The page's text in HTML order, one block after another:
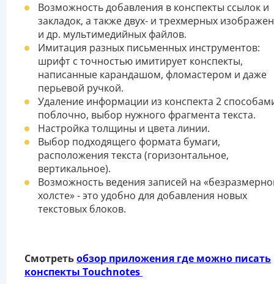
Возможность добавления в конспекты ссылок и
закладок, а также двух- и трехмерных
и др. мультимедийных файлов.
Имитация разных письменных инструментов:
шрифт с точностью имитирует конспекты,
написанные карандашом, фломастером и даже
перьевой ручкой.
Удаление информации из конспекта 2
поблочно, выбор нужного фрагмента текста.
Настройка толщины и цвета линии.
Выбор подходящего формата бумаги,
расположения текста (горизонтальное,
вертикальное).
Возможность ведения записей на
холсте» - это удобно для добавления новых
текстовых блоков.
Смотретьобзор приложения где можно писать
конспекты Touchnotes